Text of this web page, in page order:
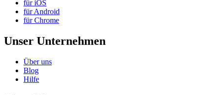
für iOS
für Android
für Chrome
Unser Unternehmen
Über uns
Blog
Hilfe